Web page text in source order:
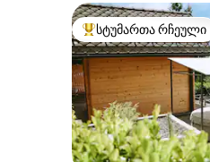
სტუმართა რჩეული
სტუმართა რჩეული